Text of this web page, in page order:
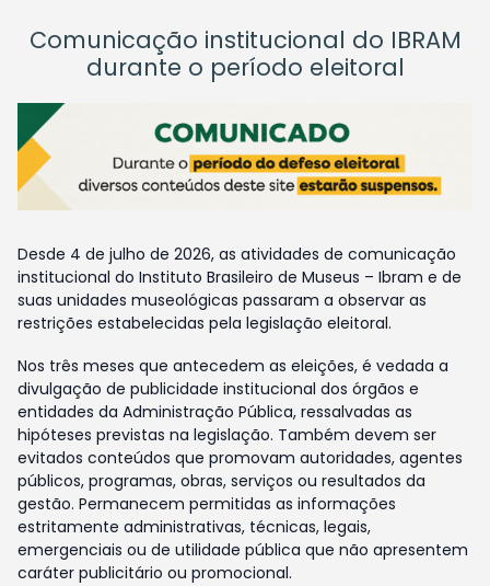
Comunicação institucional do IBRAM
durante o período eleitoral
Desde 4 de julho de 2026, as atividades de comunicação
institucional do Instituto Brasileiro de Museus – Ibram e de
suas unidades museológicas passaram a observar as
restrições estabelecidas pela legislação eleitoral.
Nos três meses que antecedem as eleições, é vedada a
divulgação de publicidade institucional dos órgãos e
entidades da Administração Pública, ressalvadas as
hipóteses previstas na legislação. Também devem ser
evitados conteúdos que promovam autoridades, agentes
públicos, programas, obras, serviços ou resultados da
gestão. Permanecem permitidas as informações
estritamente administrativas, técnicas, legais,
emergenciais ou de utilidade pública que não apresentem
caráter publicitário ou promocional.